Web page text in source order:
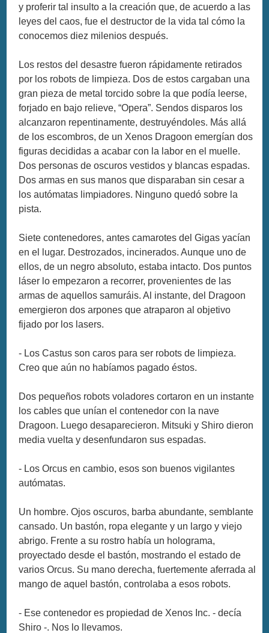
y proferir tal insulto a la creación que, de acuerdo a las
leyes del caos, fue el destructor de la vida tal cómo la
conocemos diez milenios después.
Los restos del desastre fueron rápidamente retirados
por los robots de limpieza. Dos de estos cargaban una
gran pieza de metal torcido sobre la que podía leerse,
forjado en bajo relieve, “Opera”. Sendos disparos los
alcanzaron repentinamente, destruyéndoles. Más allá
de los escombros, de un Xenos Dragoon emergían dos
figuras decididas a acabar con la labor en el muelle.
Dos personas de oscuros vestidos y blancas espadas.
Dos armas en sus manos que disparaban sin cesar a
los autómatas limpiadores. Ninguno quedó sobre la
pista.
Siete contenedores, antes camarotes del Gigas yacían
en el lugar. Destrozados, incinerados. Aunque uno de
ellos, de un negro absoluto, estaba intacto. Dos puntos
láser lo empezaron a recorrer, provenientes de las
armas de aquellos samuráis. Al instante, del Dragoon
emergieron dos arpones que atraparon al objetivo
fijado por los lasers.
- Los Castus son caros para ser robots de limpieza.
Creo que aún no habíamos pagado éstos.
Dos pequeños robots voladores cortaron en un instante
los cables que unían el contenedor con la nave
Dragoon. Luego desaparecieron. Mitsuki y Shiro dieron
media vuelta y desenfundaron sus espadas.
- Los Orcus en cambio, esos son buenos vigilantes
autómatas.
Un hombre. Ojos oscuros, barba abundante, semblante
cansado. Un bastón, ropa elegante y un largo y viejo
abrigo. Frente a su rostro había un holograma,
proyectado desde el bastón, mostrando el estado de
varios Orcus. Su mano derecha, fuertemente aferrada al
mango de aquel bastón, controlaba a esos robots.
- Ese contenedor es propiedad de Xenos Inc. - decía
Shiro -. Nos lo llevamos.